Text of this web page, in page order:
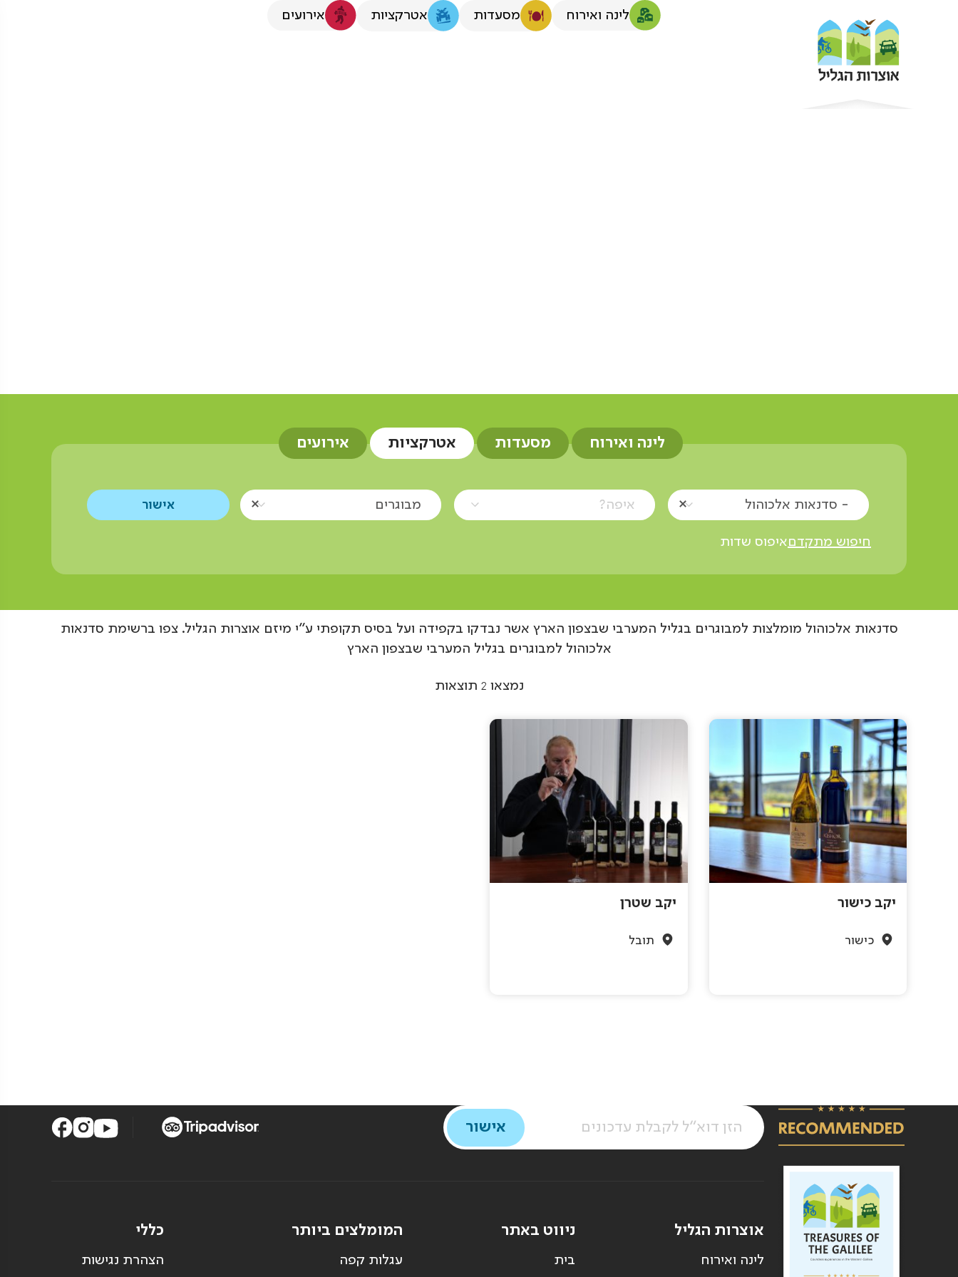
לינה ואירוח מסעדות אטרקציות אירועים
לינה ואירוח מסעדות אטרקציות אירועים
- סדנאות אלכוהול איפה? מבוגרים
חיפוש מתקדםאיפוס שדות
סדנאות אלכוהול מומלצות למבוגרים בגליל המערבי שבצפון הארץ אשר נבדקו בקפידה ועל בסיס תקופתי ע"י מיזם אוצרות הגליל. צפו ברשימת סדנאות
אלכוהול למבוגרים בגליל המערבי שבצפון הארץ
נמצאו 2 תוצאות
יקב כישור
כישור
יקב שטרן
תובל
אוצרות הגליל
לינה ואירוח
ניווט באתר
בית
המומלצים ביותר
עגלות קפה
כללי
הצהרת נגישות